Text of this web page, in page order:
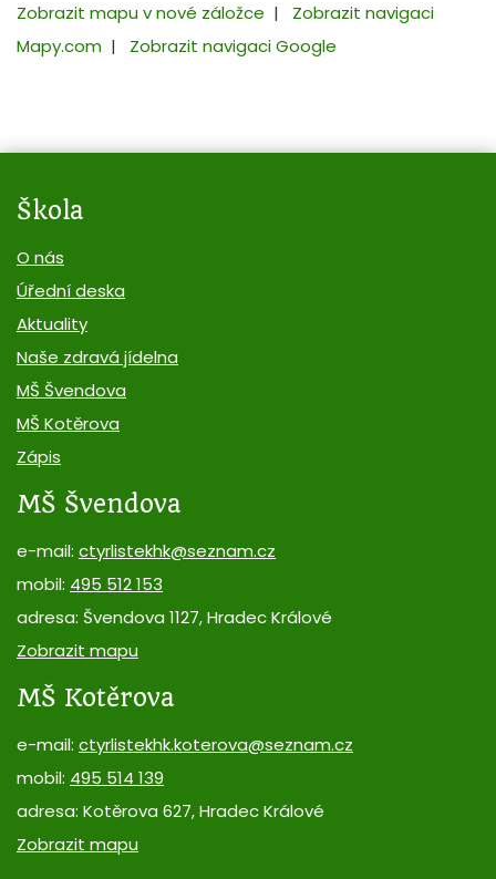
Zobrazit mapu v nové záložce | Zobrazit navigaci
Mapy.com | Zobrazit navigaci Google
Škola
O nás
Úřední deska
Aktuality
Naše zdravá jídelna
MŠ Švendova
MŠ Kotěrova
Zápis
MŠ Švendova
e-mail: ctyrlistekhk@seznam.cz
mobil: 495 512 153
adresa: Švendova 1127, Hradec Králové
Zobrazit mapu
MŠ Kotěrova
e-mail: ctyrlistekhk.koterova@seznam.cz
mobil: 495 514 139
adresa: Kotěrova 627, Hradec Králové
Zobrazit mapu